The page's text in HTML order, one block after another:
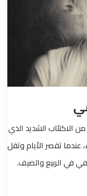
الاكتئاب الشديد الذي
عندما تقصر الأيام وتقل
في الربيع والصيف.